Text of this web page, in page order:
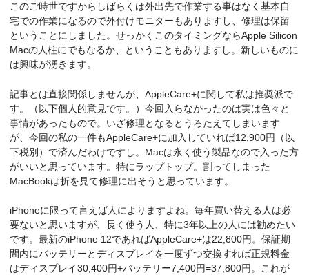
このご時世ですからしばらくは外出先で作業する事はなく基本自
宅での作業になるので外付けモニターもありますし、修理は保留
ということにしました。せっかくこのタイミングならApple Silicon
Macの人柱にでもなるか、ということもありますし。新しいものに
は興味が湧きます。
記事とは直接関係しませんが、AppleCare+に関して私は推奨派で
す。（以下個人的意見です。）今回入らなかったのは実は色々と
事情があったもので。いざ修理となるとうろたえてしまいます
が、今回の私の一件もAppleCare+に加入していれば12,900円（以
下税別）で済んだわけですし。Macは永く使う製品なので入った方
がいいと思っています。特にラップトップ。割ってしまった
MacBookは折を見て修理に出そうと思っています。
iPhoneに限って言えば人によりますよね。毎年買い替える人は必
要ないと思いますが、長く使う人、特に3年以上の人には勧めたい
です。最新のiPhone 12であればAppleCare+は22,800円。保証期
間内にバッテリーとディスプレイを一度ずつ交換すれば正規料金
はディスプレイ30,400円+バッテリー7,400円=37,800円。これが